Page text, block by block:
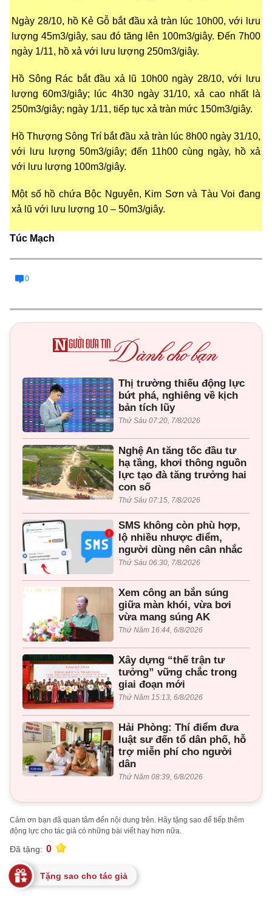
Ngày 28/10, hồ Kẻ Gỗ bắt đầu xả tràn lúc 10h00, với lưu
lượng 45m3/giây, sau đó tăng lên 100m3/giây. Đến 7h00
ngày 1/11, hồ xả với lưu lượng 250m3/giây.
Hồ Sông Rác bắt đầu xả lũ 10h00 ngày 28/10, với lưu
lượng 60m3/giây; lúc 4h30 ngày 31/10, xả cao nhất là
250m3/giây; ngày 1/11, tiếp tục xả tràn mức 150m3/giây.
Hồ Thượng Sông Trí bắt đầu xả tràn lúc 8h00 ngày 31/10,
với lưu lượng 50m3/giây; đến 11h00 cùng ngày, hồ xả
với lưu lượng 100m3/giây.
Một số hồ chứa Bộc Nguyên, Kim Sơn và Tàu Voi đang
xả lũ với lưu lượng 10 – 50m3/giây.
Túc Mạch
0
Thị trường thiếu động lực
bứt phá, nghiêng về kịch
bản tích lũy
Thứ Sáu 07:20, 7/8/2026
Nghệ An tăng tốc đầu tư
hạ tầng, khơi thông nguồn
lực tạo đà tăng trưởng hai
con số
Thứ Sáu 07:15, 7/8/2026
SMS không còn phù hợp,
lộ nhiều nhược điểm,
người dùng nên cân nhắc
Thứ Sáu 06:30, 7/8/2026
Xem công an bắn súng
giữa màn khói, vừa bơi
vừa mang súng AK
Thứ Năm 16:44, 6/8/2026
Xây dựng “thế trận tư
tưởng” vững chắc trong
giai đoạn mới
Thứ Năm 15:13, 6/8/2026
Hải Phòng: Thí điểm đưa
luật sư đến tổ dân phố, hỗ
trợ miễn phí cho người
dân
Thứ Năm 08:39, 6/8/2026
Cảm ơn bạn đã quan tâm đến nội dung trên. Hãy tặng sao để tiếp thêm
động lực cho tác giả có những bài viết hay hơn nữa.
Đã tặng: 0
Tặng sao cho tác giả